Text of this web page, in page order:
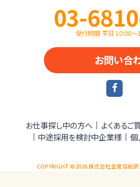
03-
受付時間 平日 10:00〜
お問い合
お仕事探し中の方へ よくあるご
中途採用を検討中企業様
個
COPYRIGHT ©2026 株式会社全管協総